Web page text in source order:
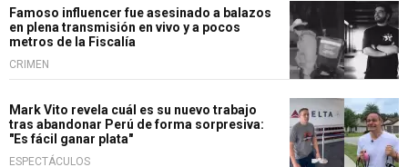
Famoso influencer fue asesinado a balazos
en plena transmisión en vivo y a pocos
metros de la Fiscalía
CRIMEN
Mark Vito revela cuál es su nuevo trabajo
tras abandonar Perú de forma sorpresiva:
"Es fácil ganar plata"
ESPECTÁCULOS